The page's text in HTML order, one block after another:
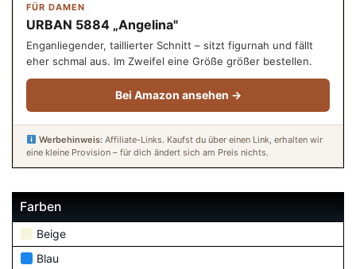
FÜR DAMEN
URBAN 5884 „Angelina"
Enganliegender, taillierter Schnitt – sitzt figurnah und fällt
eher schmal aus. Im Zweifel eine Größe größer bestellen.
Bei Amazon ansehen →
Werbehinweis:Affiliate-Links. Kaufst du über einen Link, erhalten wir
eine kleine Provision – für dich ändert sich am Preis nichts.
Farben
Beige
Blau